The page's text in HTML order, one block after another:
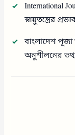
International
স্নায়ুতন্ত্রের
বাংলাদেশ পূজা
অনুশীলনের